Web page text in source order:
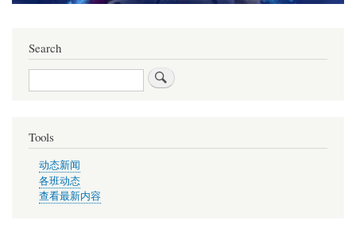
Search
Search
Tools
动态新闻
各班动态
查看最新内容